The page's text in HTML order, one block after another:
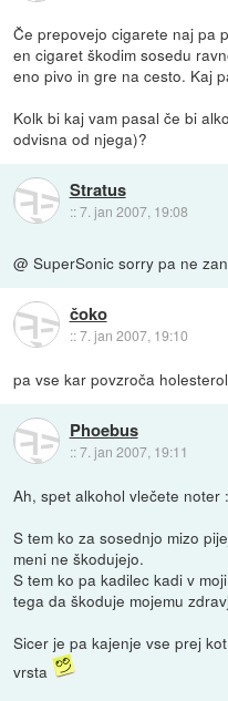
Če prepovejo cigarete naj pa
en cigaret škodim sosedu
eno pivo in gre na cesto. Kaj
Kolk bi kaj vam pasal če bi
odvisna od njega)?
Stratus
::7. jan 2007, 19:08
@ SuperSonic sorry pa ne
čoko
::7. jan 2007, 19:10
pa vse kar povzroča
Phoebus
::7. jan 2007, 19:11
Ah, spet alkohol vlečete noter
S tem ko za sosednjo mizo
meni ne škodujejo.
S tem ko pa kadilec kadi v
tega da škoduje mojemu
Sicer je pa kajenje vse prej
vrsta